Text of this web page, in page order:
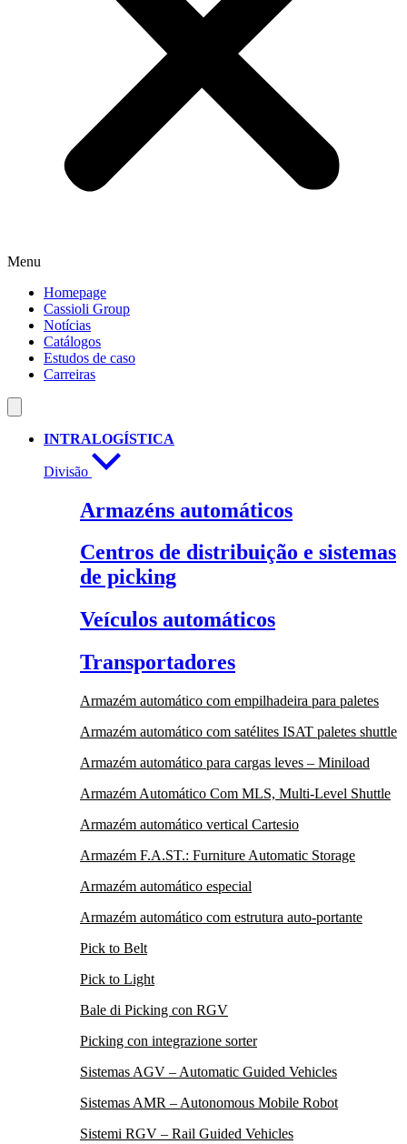
Menu
Homepage
Cassioli Group
Notícias
Catálogos
Estudos de caso
Carreiras
INTRALOGÍSTICA
Divisão
Armazéns automáticos
Centros de distribuição e sistemas
de picking
Veículos automáticos
Transportadores
Armazém automático com empilhadeira para paletes
Armazém automático com satélites ISAT paletes shuttle
Armazém automático para cargas leves – Miniload
Armazém Automático Com MLS, Multi-Level Shuttle
Armazém automático vertical Cartesio
Armazém F.A.ST.: Furniture Automatic Storage
Armazém automático especial
Armazém automático com estrutura auto-portante
Pick to Belt
Pick to Light
Bale di Picking con RGV
Picking con integrazione sorter
Sistemas AGV – Automatic Guided Vehicles
Sistemas AMR – Autonomous Mobile Robot
Sistemi RGV – Rail Guided Vehicles